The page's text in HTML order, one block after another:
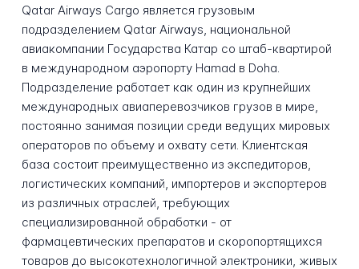
Qatar Airways Cargo является грузовым
подразделением Qatar Airways, национальной
авиакомпании Государства Катар со штаб-квартирой
в международном аэропорту Hamad в Doha.
Подразделение работает как один из крупнейших
международных авиаперевозчиков грузов в мире,
постоянно занимая позиции среди ведущих мировых
операторов по объему и охвату сети. Клиентская
база состоит преимущественно из экспедиторов,
логистических компаний, импортеров и экспортеров
из различных отраслей, требующих
специализированной обработки - от
фармацевтических препаратов и скоропортящихся
товаров до высокотехнологичной электроники, живых